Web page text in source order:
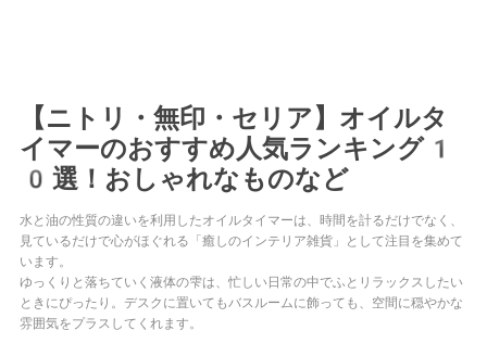
【ニトリ・無印・セリア】オイルタ
イマーのおすすめ人気ランキング1
0選！おしゃれなものなど
水と油の性質の違いを利用したオイルタイマーは、時間を計るだけでなく、
見ているだけで心がほぐれる「癒しのインテリア雑貨」として注目を集めて
います。
ゆっくりと落ちていく液体の雫は、忙しい日常の中でふとリラックスしたい
ときにぴったり。デスクに置いてもバスルームに飾っても、空間に穏やかな
雰囲気をプラスしてくれます。